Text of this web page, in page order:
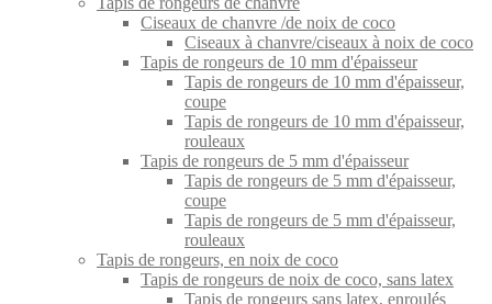
Ciseaux de chanvre /de noix de coco
Ciseaux à chanvre/ciseaux à noix de coco
Tapis de rongeurs de 10 mm d'épaisseur
Tapis de rongeurs de 10 mm d'épaisseur,
coupe
Tapis de rongeurs de 10 mm d'épaisseur,
rouleaux
Tapis de rongeurs de 5 mm d'épaisseur
Tapis de rongeurs de 5 mm d'épaisseur,
coupe
Tapis de rongeurs de 5 mm d'épaisseur,
rouleaux
Tapis de rongeurs, en noix de coco
Tapis de rongeurs de noix de coco, sans latex
Tapis de rongeurs sans latex, enroulés